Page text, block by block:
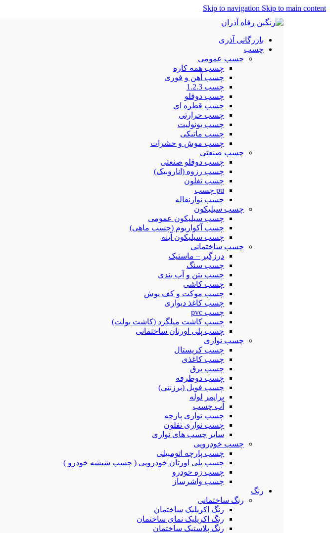
Skip to navigation Skip to main content
بازرگانی آذری
چسب
چسب عمومی
چسب همه کاره
چسب آهن و فوری
چسب 1.2.3
چسب دوقلو
چسب قطره ای
چسب حرارتی
چسب یونولیت
چسب ماتیکی
چسب موش و حشرات
چسب صنعتی
چسب دوقلو صنعتی
چسب رزوه (اناروبیک)
چسب تفلون
pu چسب
چسب نوارنقاله
چسب سیلیکون
چسب سیلیکون عمومی
چسب آکواریوم (چسب ماهی)
چسب سیلیکون آینه
چسب ساختمانی
درزگیر – ماستیک
چسب سنگ
چسب بتن و آب بندی
چسب کاشی
چسب موکت و کف پوش
چسب کاغذ دیواری
چسب pvc
چسب کاشت میلگرد (کاشت بولت)
چسب پلی اورتان ساختمانی
چسب نواری
چسب کریستال
چسب کاغذی
چسب برق
چسب دوطرفه
چسب فویل (برزنتی)
پرایمر لوله
آب چسب
چسب نواری پارچه
چسب نواری تفلون
سایر چسب های نواری
چسب خودرویی
چسب پارچه اتومبیلی
چسب پلی اورتان خودرویی ( چسب شیشه خودرو )
چسب زه خودرو
چسب واشرساز
رنگ
رنگ ساختمانی
رنگ اکریلیک ساختمان
رنگ اکریلیک نمای ساختمان
رنگ پلاستیک ساختمان